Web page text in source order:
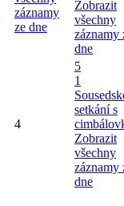
záznamy
ze dne
Zobrazit
všechny
záznamy
dne
4
5
1
setkání s
Zobrazit
všechny
záznamy
dne